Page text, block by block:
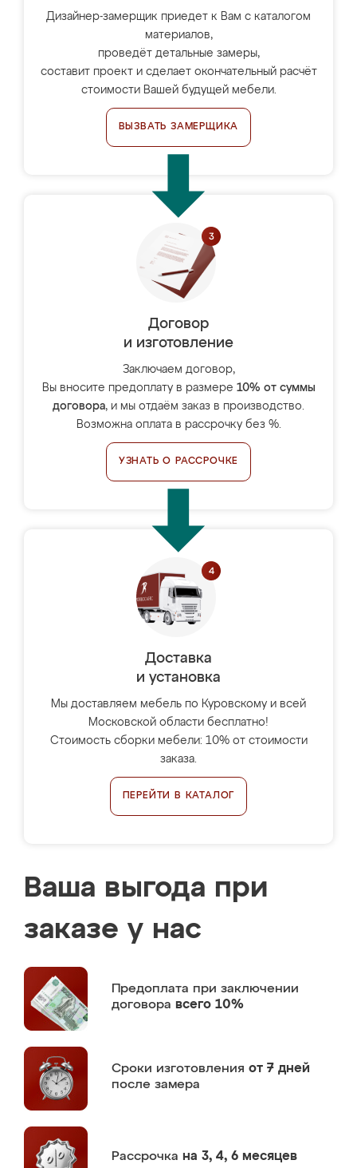
Дизайнер-замерщик приедет к Вам с каталогом
материалов,
проведёт детальные замеры,
составит проект и сделает окончательный расчёт
стоимости Вашей будущей мебели.
ВЫЗВАТЬ ЗАМЕРЩИКА
Договор
и изготовление
Заключаем договор,
Вы вносите предоплату в размере 10% от суммы
договора, и мы отдаём заказ в производство.
Возможна оплата в рассрочку без %.
УЗНАТЬ О РАССРОЧКЕ
Доставка
и установка
Мы доставляем мебель по Куровскому и всей
Московской области бесплатно!
Стоимость сборки мебели: 10% от стоимости
заказа.
ПЕРЕЙТИ В КАТАЛОГ
Ваша выгода при
заказе у нас
Предоплата при заключении
договора всего 10%
Сроки изготовления от 7 дней
после замера
Рассрочка на 3, 4, 6 месяцев